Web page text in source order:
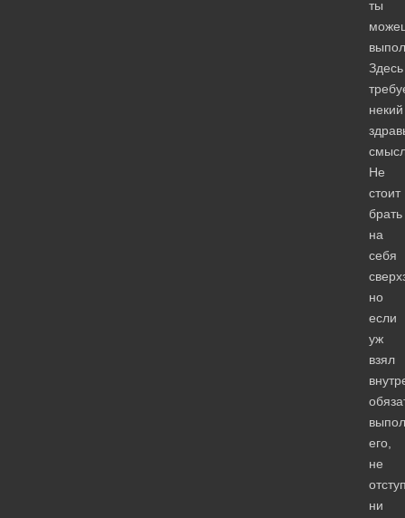
ты
Здесь
некий
Не
стоит
брать
на
себя
но
если
уж
взял
его,
не
ни